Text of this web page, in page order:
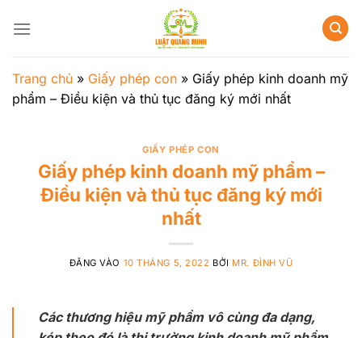
qua
dung
Trang chủ » Giấy phép con » Giấy phép kinh doanh mỹ
phẩm – Điều kiện và thủ tục đăng ký mới nhất
GIẤY PHÉP CON
Giấy phép kinh doanh mỹ phẩm –
Điều kiện và thủ tục đăng ký mới
nhất
ĐĂNG VÀO 10 THÁNG 5, 2022 BỞI MR. ĐÌNH VŨ
Các thương hiệu mỹ phẩm vô cùng đa dạng,